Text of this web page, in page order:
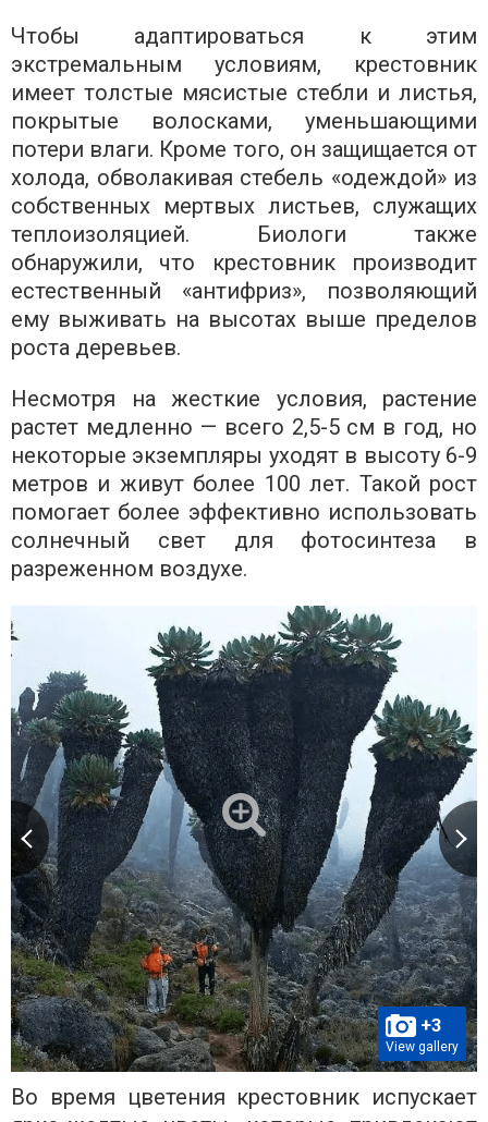
Чтобы адаптироваться к этим
экстремальным условиям, крестовник
имеет толстые мясистые стебли и листья,
покрытые волосками, уменьшающими
потери влаги. Кроме того, он защищается от
холода, обволакивая стебель «одеждой» из
собственных мертвых листьев, служащих
теплоизоляцией. Биологи также
обнаружили, что крестовник производит
естественный «антифриз», позволяющий
ему выживать на высотах выше пределов
роста деревьев.
Несмотря на жесткие условия, растение
растет медленно — всего 2,5-5 см в год, но
некоторые экземпляры уходят в высоту 6-9
метров и живут более 100 лет. Такой рост
помогает более эффективно использовать
солнечный свет для фотосинтеза в
разреженном воздухе.
+3
View gallery
Во время цветения крестовник испускает